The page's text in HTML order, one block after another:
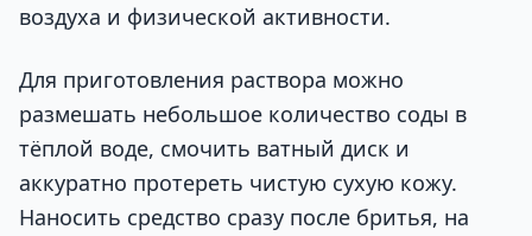
воздуха и физической активности.
Для приготовления раствора можно
размешать небольшое количество соды в
тёплой воде, смочить ватный диск и
аккуратно протереть чистую сухую кожу.
Наносить средство сразу после бритья, на